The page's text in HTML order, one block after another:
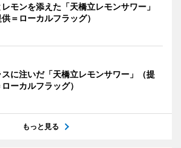
レモンを添えた「天橋立レモンサワー」
供＝ローカルフラッグ）
スに注いだ「天橋立レモンサワー」（提
ーカルフラッグ）
もっと見る